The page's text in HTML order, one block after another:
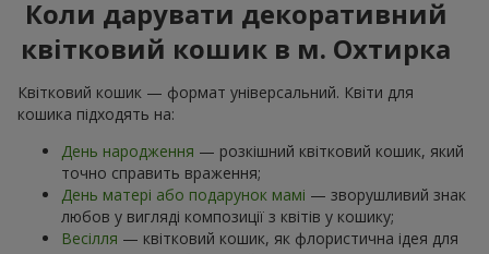
Коли дарувати декоративний
квітковий кошик в м. Охтирка
Квітковий кошик — формат універсальний. Квіти для
кошика підходять на:
День народження — розкішний квітковий кошик, який
точно справить враження;
День матері або подарунок мамі — зворушливий знак
любов у вигляді композиції з квітів у кошику;
Весілля — квітковий кошик, як флористична ідея для